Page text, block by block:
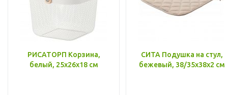
РИСАТОРП Корзина,
белый, 25x26x18 см
СИТА Подушка на стул,
бежевый, 38/35x38x2 см